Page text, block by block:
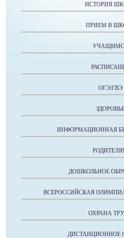
ИСТОРИЯ
ПРИЕМ В
ОГЭ/ГВЭ
ИНФОРМАЦИОННАЯ
ДОШКОЛЬНОЕ
ВСЕРОССИЙСКАЯ
ОХРАНА
ДИСТАНЦИОННОЕ